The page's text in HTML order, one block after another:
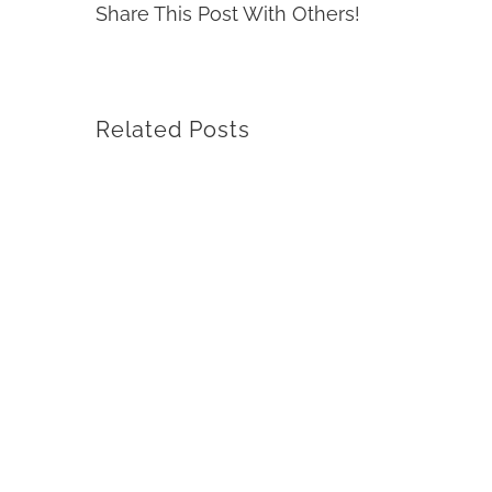
Share This Post With Others!
Related Posts